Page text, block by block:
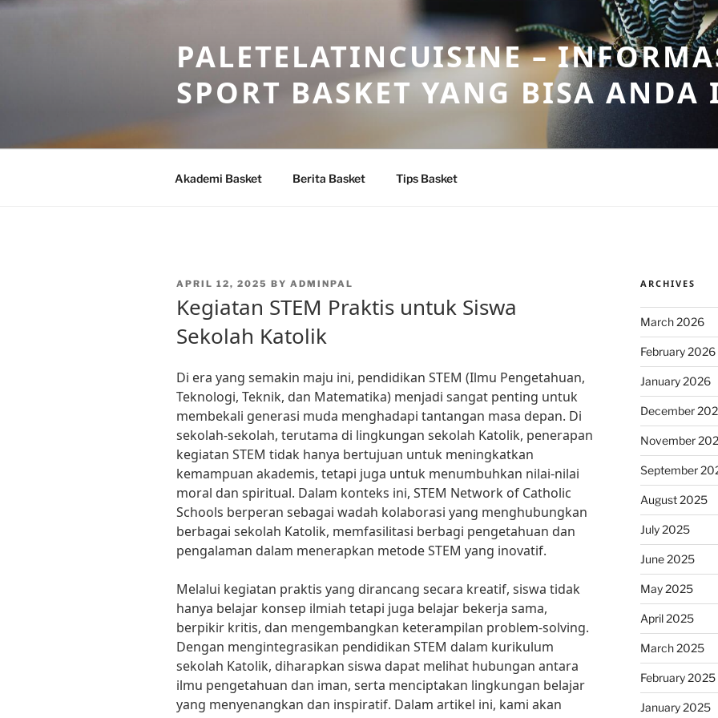
Skip
PALETELATINCUISINE –
SPORT BASKET YANG BISA
Akademi Basket Berita Basket Tips Basket
POSTED
APRIL 12, 2025 BY ADMINPAL
Kegiatan STEM Praktis untuk Siswa
Sekolah Katolik
Di era yang semakin maju ini, pendidikan STEM (Ilmu Pengetahuan,
Teknologi, Teknik, dan Matematika) menjadi sangat penting untuk
membekali generasi muda menghadapi tantangan masa depan. Di
sekolah-sekolah, terutama di lingkungan sekolah Katolik, penerapan
kegiatan STEM tidak hanya bertujuan untuk meningkatkan
kemampuan akademis, tetapi juga untuk menumbuhkan nilai-nilai
moral dan spiritual. Dalam konteks ini, STEM Network of Catholic
Schools berperan sebagai wadah kolaborasi yang menghubungkan
berbagai sekolah Katolik, memfasilitasi berbagi pengetahuan dan
pengalaman dalam menerapkan metode STEM yang inovatif.
Melalui kegiatan praktis yang dirancang secara kreatif, siswa tidak
hanya belajar konsep ilmiah tetapi juga belajar bekerja sama,
berpikir kritis, dan mengembangkan keterampilan problem-solving.
Dengan mengintegrasikan pendidikan STEM dalam kurikulum
sekolah Katolik, diharapkan siswa dapat melihat hubungan antara
ilmu pengetahuan dan iman, serta menciptakan lingkungan belajar
yang menyenangkan dan inspiratif. Dalam artikel ini, kami akan
ARCHIVES
March 2026
February 2026
January 2026
December
November
September
August 2025
July 2025
June 2025
May 2025
April 2025
March 2025
February 2025
January 2025